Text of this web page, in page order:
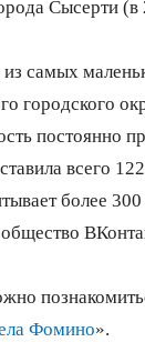
Сысерти
самых
городского
постоянно
всего
более 300
Фомино».